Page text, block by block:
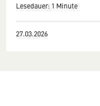
Lesedauer: 1 Minute
27.03.2026